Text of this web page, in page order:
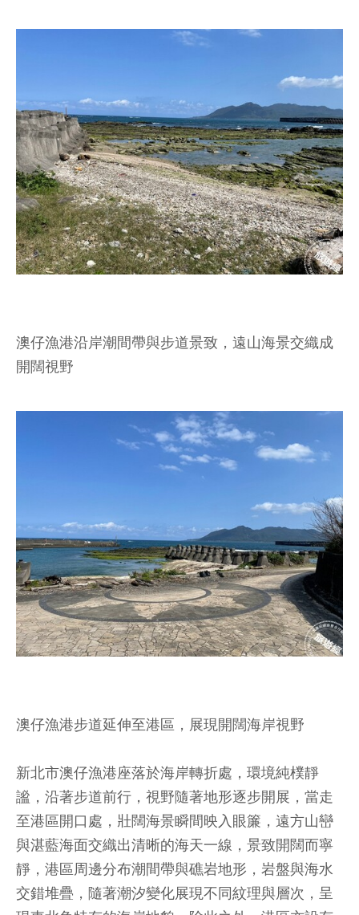
澳仔漁港沿岸潮間帶與步道景致，遠山海景交織成
開闊視野
澳仔漁港步道延伸至港區，展現開闊海岸視野
新北市澳仔漁港座落於海岸轉折處，環境純樸靜
謐，沿著步道前行，視野隨著地形逐步開展，當走
至港區開口處，壯闊海景瞬間映入眼簾，遠方山巒
與湛藍海面交織出清晰的海天一線，景致開闊而寧
靜，港區周邊分布潮間帶與礁岩地形，岩盤與海水
交錯堆疊，隨著潮汐變化展現不同紋理與層次，呈